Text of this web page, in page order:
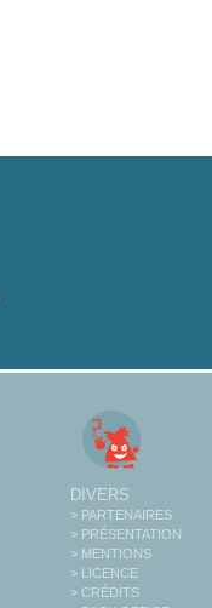
DIVERS
> PARTENAIRES
> PRÉSENTATION
> MENTIONS
> LICENCE
> CRÉDITS